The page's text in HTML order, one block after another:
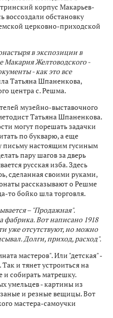
корпус Макарьев-
воссоздали обстановку
церковно-приходской
в экспозиции в
Макария Желтоводского -
- как это все
Татьяна Шпаненкова,
центра с. Решма.
музейно-выставочного
Татьяна Шпаненкова.
могут порешать задачки
по букварю, а еще
письму настоящим гусиным
пару шагов за дверь
русская изба. Здесь
сделанная своими руками,
рассказывают о Решме
то бойко шла торговля.
– "Продажная".
Вот написано 1918
уже отсутствуют, но можно
Долги, приход, расход".
мастеров". Или "детская" -
и тянет устроиться на
собирать матрешку.
умельцев - картины из
и резные вещицы. Вот
мастера-самоучки